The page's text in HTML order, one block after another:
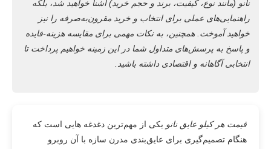
نانو (مانند نوع، کیفیت، برند و حجم خرید) آشنا خواهید شد، بلکه
راهنمایی‌های عملی برای انتخاب و خرید مقرون‌به‌صرفه را نیز
خواهید آموخت. همچنین، به نکات مهمی برای مقایسه هزینه-فایده
و پاسخ به پرسش‌های متداول شما در این زمینه خواهیم پرداخت تا
انتخابی آگاهانه و اقتصادی داشته باشید.
قیمت هر کیلو عایق نانو یکی از مهم‌ترین دغدغه هایی است که
هنگام تصمیم‌گیری برای عایق‌بندی مدرن سازه با آن روبرو